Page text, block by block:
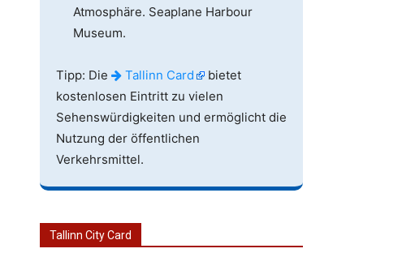
Atmosphäre. Seaplane Harbour
Museum.
Tipp: Die Tallinn Card
bietet
kostenlosen Eintritt zu vielen
Sehenswürdigkeiten und ermöglicht die
Nutzung der öffentlichen
Verkehrsmittel.
Tallinn City Card